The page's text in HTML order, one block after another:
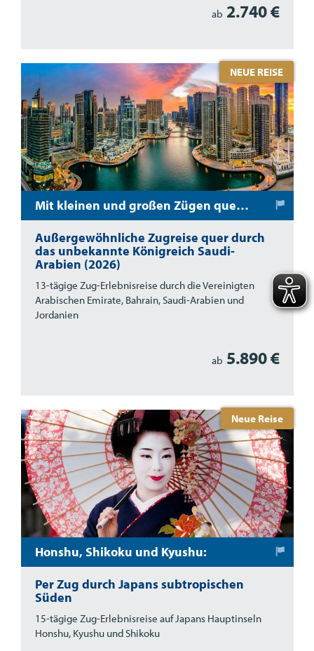
ab 2.740 €
Mit kleinen und großen Zügen quer über die Arabische Halbinsel
NEUE REISE
Außergewöhnliche Zugreise quer durch
das unbekannte Königreich Saudi-
Arabien (2026)
13-tägige Zug-Erlebnisreise durch die Vereinigten
Arabischen Emirate, Bahrain, Saudi-Arabien und
Jordanien
ab 5.890 €
Honshu, Shikoku und Kyushu:
Neue Reise
Per Zug durch Japans subtropischen
Süden
15-tägige Zug-Erlebnisreise auf Japans Hauptinseln
Honshu, Kyushu und Shikoku